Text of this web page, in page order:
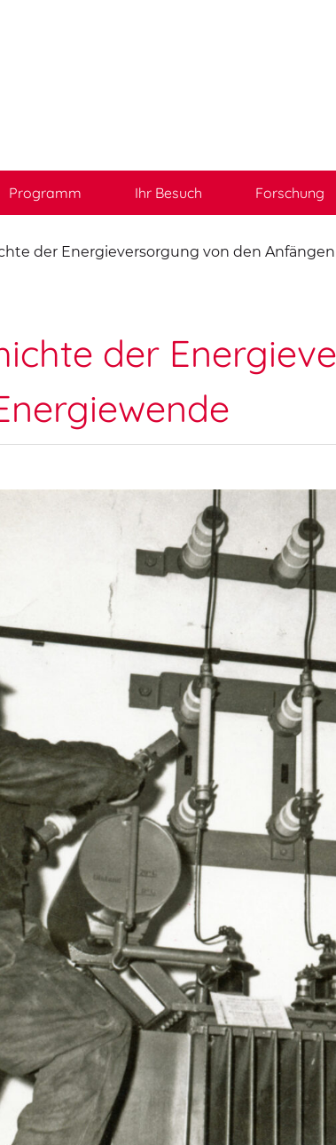
Programm Ihr Besuch Forschung
der Energieversorgung von den
der